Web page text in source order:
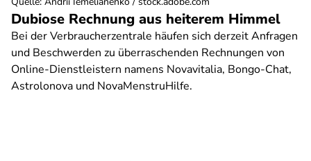
Dubiose Rechnung aus heiterem Himmel
Bei der Verbraucherzentrale häufen sich derzeit Anfragen
und Beschwerden zu überraschenden Rechnungen von
Online-Dienstleistern namens Novavitalia, Bongo-Chat,
Astrolonova und NovaMenstruHilfe.